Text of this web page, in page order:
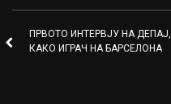
ПРВОТО ИНТЕРВЈУ НА ДЕПАЈ,
КАКО ИГРАЧ НА БАРСЕЛОНА